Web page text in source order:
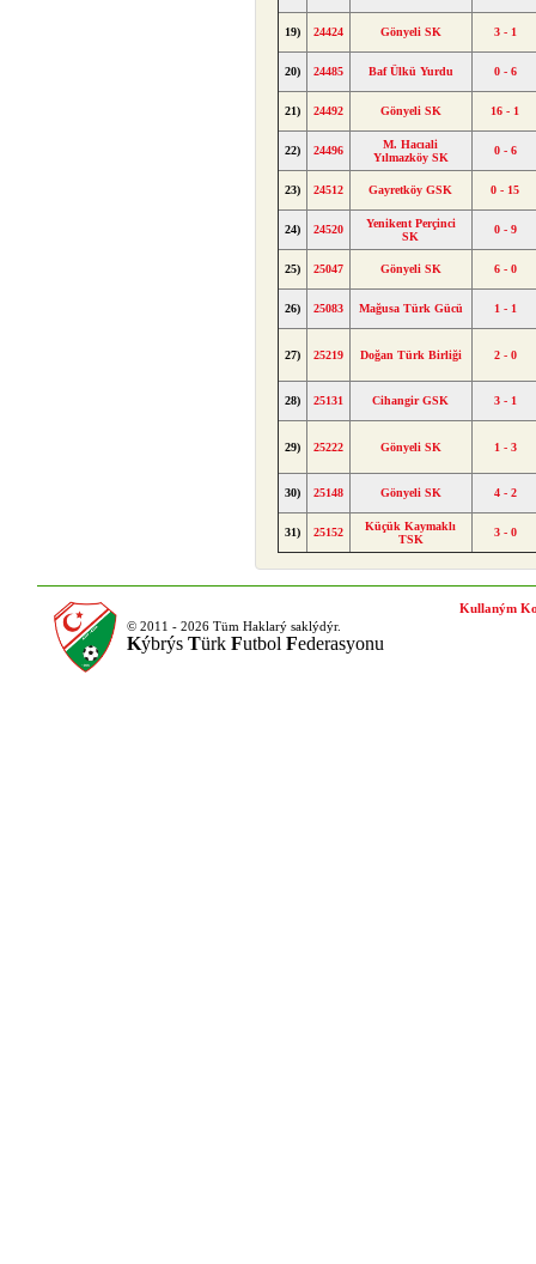
19) 24424 Gönyeli SK 3 - 1
20) 24485 Baf Ülkü Yurdu 0 - 6
21) 24492 Gönyeli SK 16 - 1
22) 24496
M. Hacıali
Yılmazköy SK
0 - 6
23) 24512 Gayretköy GSK 0 - 15
24) 24520
Yenikent Perçinci
SK
0 - 9
25) 25047 Gönyeli SK 6 - 0
26) 25083 Mağusa Türk Gücü 1 - 1
27) 25219 Doğan Türk Birliği 2 - 0
28) 25131 Cihangir GSK 3 - 1
29) 25222 Gönyeli SK 1 - 3
30) 25148 Gönyeli SK 4 - 2
31) 25152
Küçük Kaymaklı
TSK
3 - 0
© 2011 - 2026 Tüm Haklarý saklýdýr.
Kýbrýs Türk Futbol Federasyonu
Kullaným